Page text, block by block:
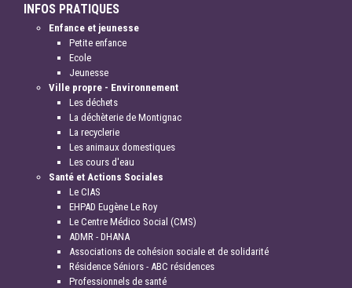
INFOS PRATIQUES
Enfance et jeunesse
Petite enfance
Ecole
Jeunesse
Ville propre - Environnement
Les déchets
La déchèterie de Montignac
La recyclerie
Les animaux domestiques
Les cours d'eau
Santé et Actions Sociales
Le CIAS
EHPAD Eugène Le Roy
Le Centre Médico Social (CMS)
ADMR - DHANA
Associations de cohésion sociale et de solidarité
Résidence Séniors - ABC résidences
Professionnels de santé